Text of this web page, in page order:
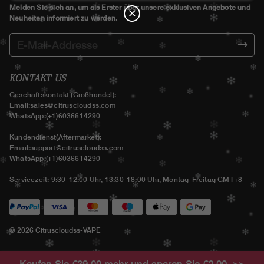
Melden Sie sich an, um als Erster über unsere exklusiven Angebote und
Neuheiten informiert zu werden.
KONTAKT US
Geschäftskontakt (Großhandel):
Email:sales@citruscloudss.com
WhatsApp:(+1)6036614290
Kundendienst(Aftermarket):
Email:support@citruscloudss.com
WhatsApp:(+1)6036614290
Servicezeit: 9:30-12:00 Uhr, 13:30-18:00 Uhr, Montag-Freitag GMT+8
© 2026 Citruscloudss-VAPE
U
P
O
€12.00
C
O
U
P
O
N
€15.00
€229.00 kaufen